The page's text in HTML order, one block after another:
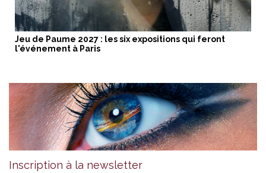
Jeu de Paume 2027 : les six expositions qui feront
l'événement à Paris
Inscription à la newsletter